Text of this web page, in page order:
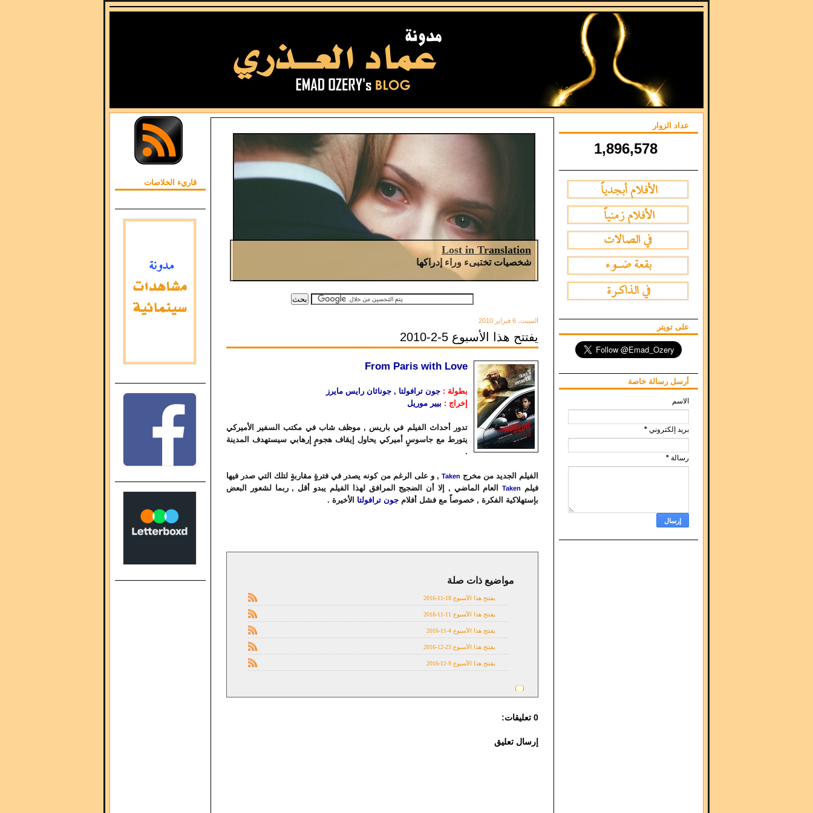
قاريء الخلاصات
Lost in Translation
شخصيات تختبىء وراء إدراكها
السبت، 6 فبراير 2010
يفتتح هذا الأسبوع 5-2-2010
From Paris with Love
بطولة : جون ترافولتا , جوناثان رايس مايرز
إخراج : بيير موريل
تدور أحداث الفيلم في باريس , موظف شاب في مكتب السفير الأميركي
يتورط مع جاسوسٍ أميركي يحاول إيقاف هجومٍ إرهابي سيستهدف المدينة
.
الفيلم الجديد من مخرج Taken , و على الرغم من كونه يصدر في فترةٍ مقاربةٍ لتلك التي صدر فيها
فيلم
Takenالعام الماضي , إلا أن الضجيج المرافق لهذا الفيلم يبدو أقل , ربما لشعور البعض
بإستهلاكية الفكرة , خصوصاً مع فشل أفلام جون ترافولتا الأخيرة .
مواضيع ذات صلة
يفتتح هذا الأسبوع 18-11-2016
يفتتح هذا الأسبوع 11-11-2016
يفتتح هذا الأسبوع 4-11-2016
يفتتح هذا الأسبوع 23-12-2016
يفتتح هذا الأسبوع 9-12-2016
0 تعليقات:
إرسال تعليق
عداد الزوار
1,896,578
على تويتر
أرسل رسالة خاصة
الاسم
بريد إلكتروني *
رسالة *